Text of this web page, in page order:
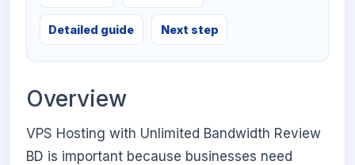
Detailed guide Next step
Overview
VPS Hosting with Unlimited Bandwidth Review
BD is important because businesses need